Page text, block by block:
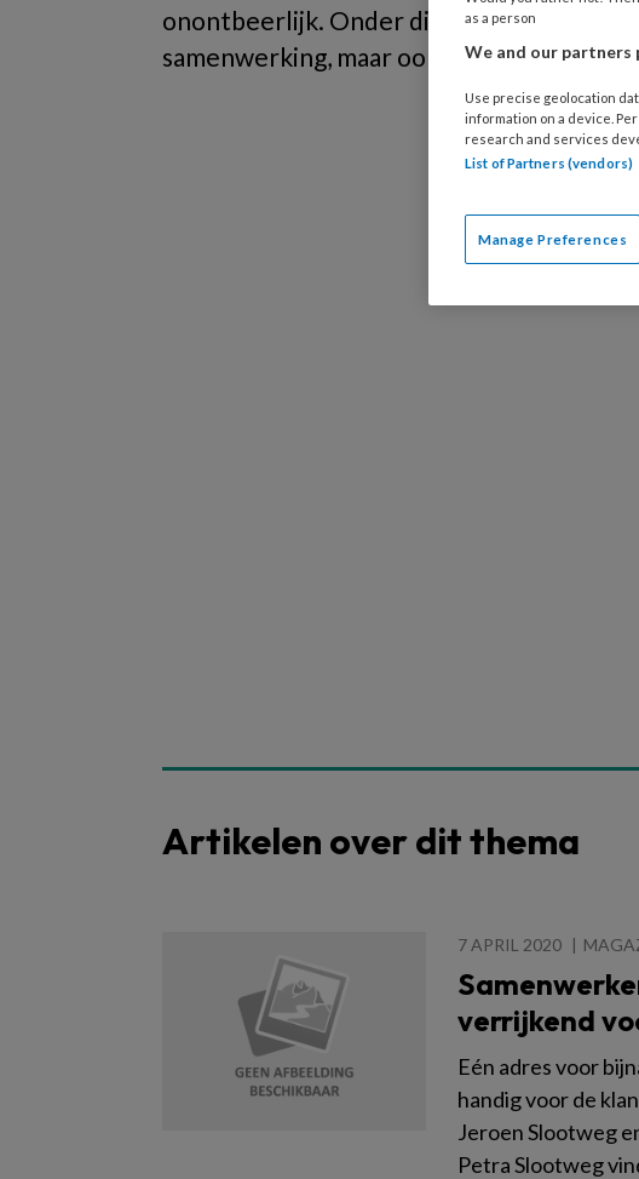
onontbeerlijk. Onder dit thema vind je
samenwerking, maar ook hoe ga je met
Artikelen over dit thema
7 APRIL 2020
verrijkend
Eén adres voor
handig voor de
Jeroen Slootweg
Petra Slootweg
as a person
We and our partners
Use precise geolocation
information on a device.
research and services
List of Partners (vendors)
Manage Preferences